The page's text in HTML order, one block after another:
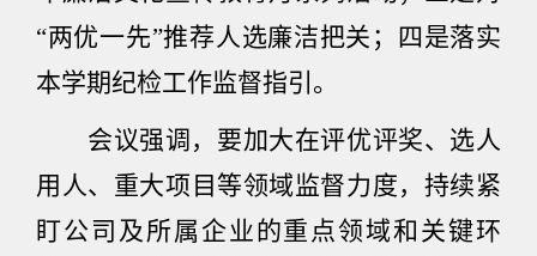
“两优一先”推荐人选廉洁把关；四是落实
本学期纪检工作监督指引。
会议强调，要加大在评优评奖、选人
用人、重大项目等领域监督力度，持续紧
盯公司及所属企业的重点领域和关键环